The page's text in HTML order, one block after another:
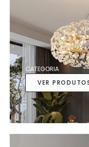
CATEGORIA
Pendentes
VER